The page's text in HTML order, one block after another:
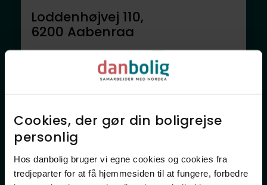
Cookies, der gør din boligrejse
personlig​
Hos danbolig bruger vi egne cookies og cookies fra
tredjeparter for at få hjemmesiden til at fungere, forbedre
Loddenhøjvej 110,
6200 Aabenraa
341 m² 8 rum